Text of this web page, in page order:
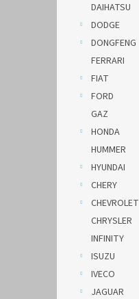
DAIHATSU
DODGE
DONGFENG
FERRARI
FIAT
FORD
GAZ
HONDA
HUMMER
HYUNDAI
CHERY
CHEVROLET
CHRYSLER
INFINITY
ISUZU
IVECO
JAGUAR